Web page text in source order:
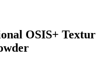
OSIS+ Textur